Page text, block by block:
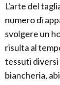
L'arte del
numero di
svolgere un
risulta al
tessuti
biancheria,